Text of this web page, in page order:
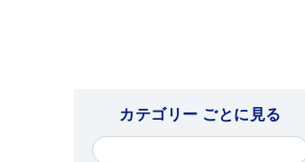
カテゴリー ごとに見る